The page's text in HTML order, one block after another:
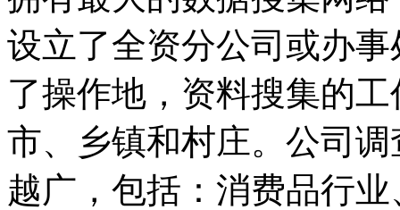
设立了全资分公司或办
了操作地，资料搜集的
市、乡镇和村庄。公司
越广，包括：消费品行